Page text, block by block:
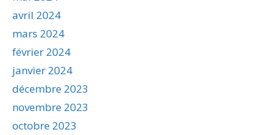
avril 2024
mars 2024
février 2024
janvier 2024
décembre 2023
novembre 2023
octobre 2023